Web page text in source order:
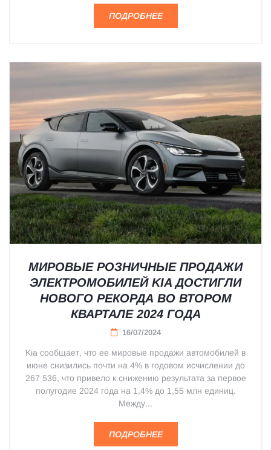
ПОДРОБНЕЕ
МИРОВЫЕ РОЗНИЧНЫЕ ПРОДАЖИ
ЭЛЕКТРОМОБИЛЕЙ KIA ДОСТИГЛИ
НОВОГО РЕКОРДА ВО ВТОРОМ
КВАРТАЛЕ 2024 ГОДА
16/07/2024
Kia сообщает, что ее мировые продажи автомобилей в
июне снизились почти на 4% в годовом исчислении до
267 536, что привело к снижению результата за первое
полугодие 2024 года на 1,4% до 1,55 млн единиц.
Между...
ПОДРОБНЕЕ